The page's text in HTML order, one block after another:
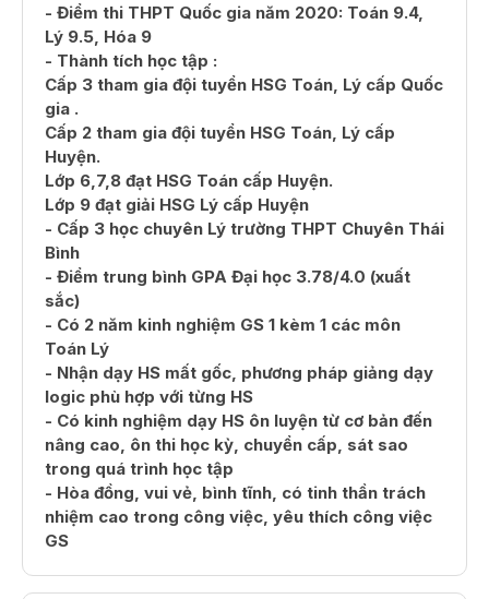
- Điểm thi THPT Quốc gia năm 2020: Toán 9.4,
Lý 9.5, Hóa 9
- Thành tích học tập :
Cấp 3 tham gia đội tuyển HSG Toán, Lý cấp Quốc
gia .
Cấp 2 tham gia đội tuyển HSG Toán, Lý cấp
Huyện.
Lớp 6,7,8 đạt HSG Toán cấp Huyện.
Lớp 9 đạt giải HSG Lý cấp Huyện
- Cấp 3 học chuyên Lý trường THPT Chuyên Thái
Bình
- Điểm trung bình GPA Đại học 3.78/4.0 (xuất
sắc)
- Có 2 năm kinh nghiệm GS 1 kèm 1 các môn
Toán Lý
- Nhận dạy HS mất gốc, phương pháp giảng dạy
logic phù hợp với từng HS
- Có kinh nghiệm dạy HS ôn luyện từ cơ bản đến
nâng cao, ôn thi học kỳ, chuyển cấp, sát sao
trong quá trình học tập
- Hòa đồng, vui vẻ, bình tĩnh, có tinh thần trách
nhiệm cao trong công việc, yêu thích công việc
GS